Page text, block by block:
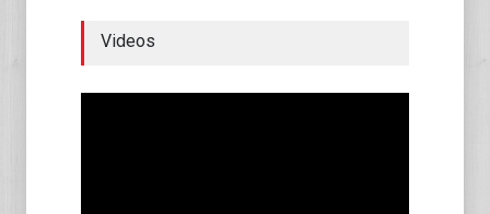
Videos